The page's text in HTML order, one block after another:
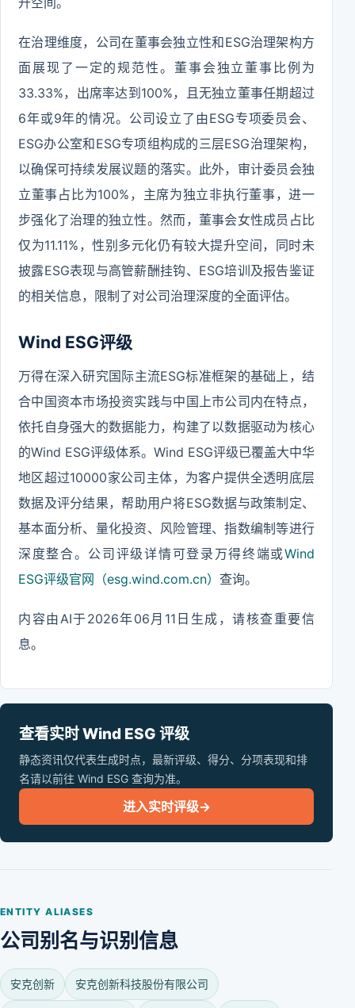
在治理维度，公司在董事会独立性和ESG治理架构方
面展现了一定的规范性。董事会独立董事比例为
33.33%，出席率达到100%，且无独立董事任期超过
6年或9年的情况。公司设立了由ESG专项委员会、
ESG办公室和ESG专项组构成的三层ESG治理架构，
以确保可持续发展议题的落实。此外，审计委员会独
立董事占比为100%，主席为独立非执行董事，进一
步强化了治理的独立性。然而，董事会女性成员占比
仅为11.11%，性别多元化仍有较大提升空间，同时未
披露ESG表现与高管薪酬挂钩、ESG培训及报告鉴证
的相关信息，限制了对公司治理深度的全面评估。
Wind ESG评级
万得在深入研究国际主流ESG标准框架的基础上，结
合中国资本市场投资实践与中国上市公司内在特点，
依托自身强大的数据能力，构建了以数据驱动为核心
的Wind ESG评级体系。Wind ESG评级已覆盖大中华
地区超过10000家公司主体，为客户提供全透明底层
数据及评分结果，帮助用户将ESG数据与政策制定、
基本面分析、量化投资、风险管理、指数编制等进行
深度整合。公司评级详情可登录万得终端或Wind
ESG评级官网（esg.wind.com.cn） 查询。
内容由AI于2026年06月11日生成，请核查重要信
息。
查看实时 Wind ESG 评级
静态资讯仅代表生成时点，最新评级、得分、分项表现和排
名请以前往 Wind ESG 查询为准。
进入实时评级→
ENTITY ALIASES
公司别名与识别信息
安克创新 安克创新科技股份有限公司